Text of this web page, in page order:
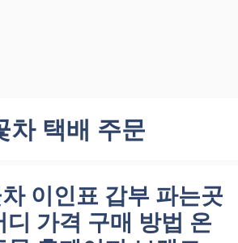
차 택배 주문
이인표 갑부 파는곳
가격 구매 방법 온